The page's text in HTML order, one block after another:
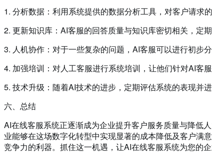
1. 分析数据：利用系统提供的数据分析工具，对客户请求
2. 更新知识库：AI客服的回答质量与知识库密切相关，定
3. 人机协作：对于一些复杂的问题，AI客服可以进行初步
4. 加强培训：对人工客服进行系统培训，让他们针对AI客
5. 技术升级：随着AI技术的进步，定期评估系统的表现并
六、总结
AI在线客服系统正逐渐成为企业提升客户服务质量与降低
业能够在这场数字化转型中实现显著的成本降低及客户满
竞争力的利器。抓住这一机遇，让AI在线客服系统为您的